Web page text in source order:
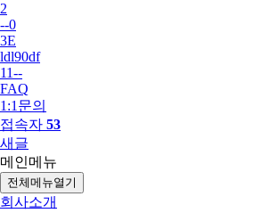
2
--0
3E
ldl90df
11--
FAQ
1:1문의
접속자 53
새글
메인메뉴
전체메뉴열기
회사소개